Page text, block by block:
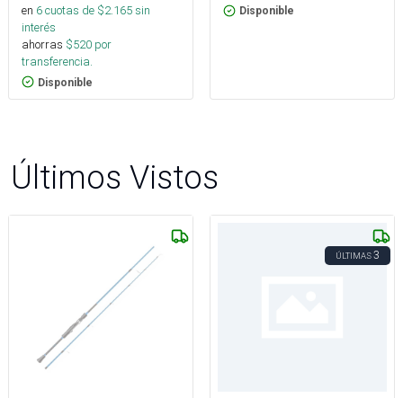
en 6cuotas de $2.165sin
interés
ahorras $520 por
transferencia.
Disponible
Disponible
Últimos Vistos
ÚLTIMAS3